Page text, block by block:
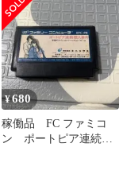
¥680
稼働品 FC ファミコ
ン ポートピア連続殺